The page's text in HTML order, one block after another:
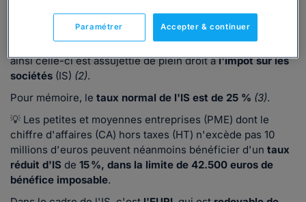
systématique, sans option pour l'IR
Si l'associé unique de l'EURL est unepersonne morale
ainsi celle-ci est assujettie de plein droit àl'impôt sur les
sociétés (IS) (2).
Pour mémoire, le taux normal de l'IS est de 25 % (3).
💡 Les petites et moyennes entreprises (PME) dont le
chiffre d'affaires (CA) hors taxes (HT) n'excède pas 10
millions d'euros peuvent néanmoins bénéficier d'un taux
réduit d'IS de 15 %, dans la limite de 42.500 euros de
bénéfice imposable.
Accepter & continuer
Paramétrer